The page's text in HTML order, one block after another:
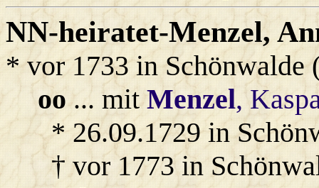
NN-heiratet-Menzel,
* vor 1733 in Schönwalde
oo... mitMenzel,
* 26.09.1729 in
† vor 1773 in